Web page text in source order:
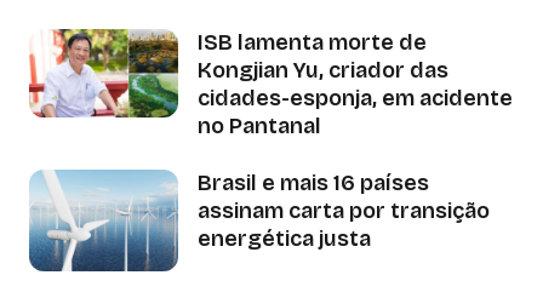
ISB lamenta morte de
Kongjian Yu, criador das
cidades-esponja, em acidente
no Pantanal
Brasil e mais 16 países
assinam carta por transição
energética justa